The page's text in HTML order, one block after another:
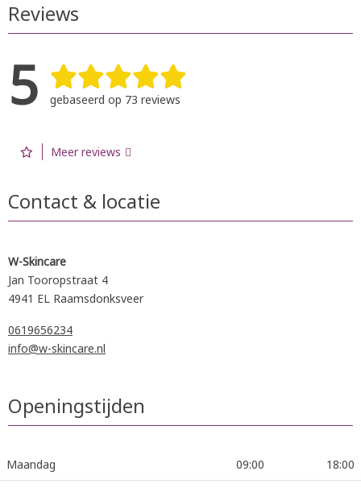
Reviews
5 gebaseerd op 73 reviews
Meer reviews
Contact & locatie
W-Skincare
Jan Tooropstraat 4
4941 EL Raamsdonksveer
0619656234
info@w-skincare.nl
Openingstijden
Maandag 09:00 18:00